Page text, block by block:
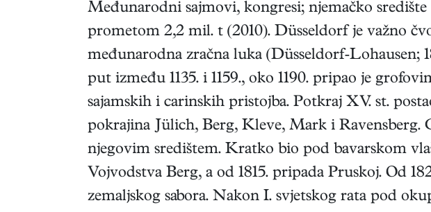
Međunarodni sajmovi, kongresi; njemačko
prometom 2,2 mil. t (2010). Düsseldorf je važno
međunarodna zračna luka (Düsseldorf‑Lohausen;
put između 1135. i 1159., oko 1190. pripao je
sajamskih i carinskih pristojba. Potkraj XV. st.
pokrajina Jülich, Berg, Kleve, Mark i Ravensberg.
njegovim središtem. Kratko bio pod bavarskom
Vojvodstva Berg, a od 1815. pripada Pruskoj. Od
zemaljskog sabora. Nakon I. svjetskog rata pod